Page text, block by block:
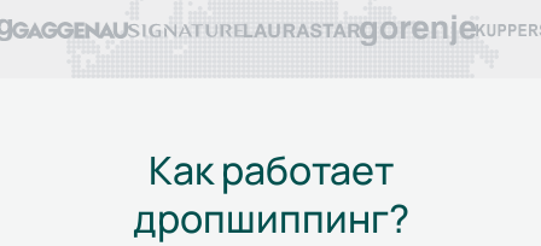
Как работает
дропшиппинг?